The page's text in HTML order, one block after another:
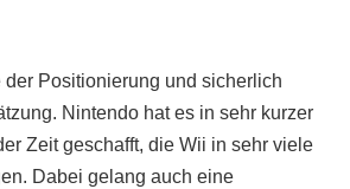
der Positionierung und sicherlich
Nintendo hat es in sehr kurzer
Zeit geschafft, die Wii in sehr viele
Dabei gelang auch eine